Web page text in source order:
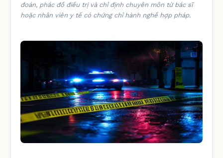
đoán, phác đồ điều trị và chỉ định chuyên môn từ bác sĩ
hoặc nhân viên y tế có chứng chỉ hành nghề hợp pháp.